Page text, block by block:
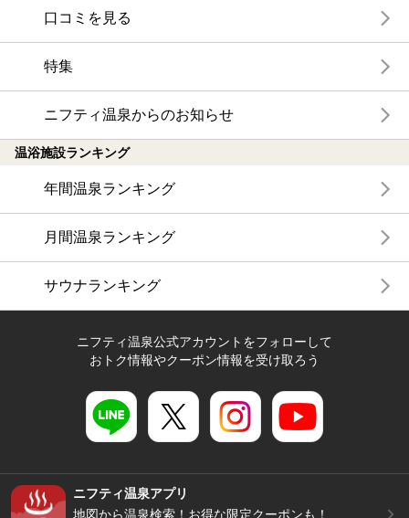
口コミを見る
特集
ニフティ温泉からのお知らせ
温浴施設ランキング
年間温泉ランキング
月間温泉ランキング
サウナランキング
ニフティ温泉公式アカウントをフォローして
おトク情報やクーポン情報を受け取ろう
ニフティ温泉アプリ
地図から温泉検索！お得な限定クーポンも！